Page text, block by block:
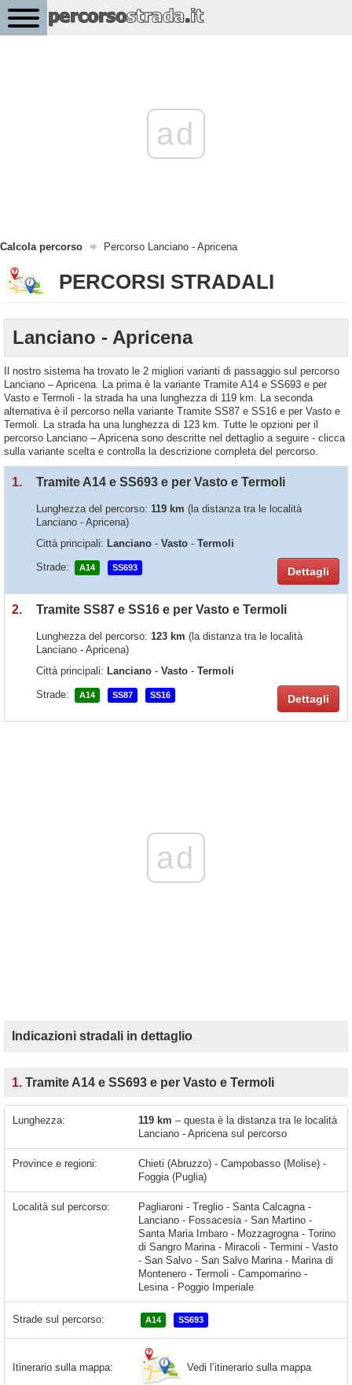
ad
Calcola percorso Percorso Lanciano - Apricena
PERCORSI STRADALI
Lanciano - Apricena
Il nostro sistema ha trovato le 2 migliori varianti di passaggio sul percorso
Lanciano – Apricena. La prima è la variante Tramite A14 e SS693 e per
Vasto e Termoli - la strada ha una lunghezza di 119 km. La seconda
alternativa è il percorso nella variante Tramite SS87 e SS16 e per Vasto e
Termoli. La strada ha una lunghezza di 123 km. Tutte le opzioni per il
percorso Lanciano – Apricena sono descritte nel dettaglio a seguire - clicca
sulla variante scelta e controlla la descrizione completa del percorso.
1. Tramite A14 e SS693 e per Vasto e Termoli
Lunghezza del percorso: 119 km (la distanza tra le località
Lanciano - Apricena)
Città principali: Lanciano - Vasto - Termoli
Strade:
A14 SS693 Dettagli
2. Tramite SS87 e SS16 e per Vasto e Termoli
Lunghezza del percorso: 123 km (la distanza tra le località
Lanciano - Apricena)
Città principali: Lanciano - Vasto - Termoli
Strade:
A14 SS87 SS16 Dettagli
ad
Indicazioni stradali in dettaglio
1. Tramite A14 e SS693 e per Vasto e Termoli
Lunghezza: 119 km – questa è la distanza tra le località
Lanciano - Apricena sul percorso
Province e regioni:
Chieti (Abruzzo) - Campobasso (Molise) -
Foggia (Puglia)
Località sul percorso:
Pagliaroni - Treglio - Santa Calcagna -
Lanciano - Fossacesia - San Martino -
Santa Maria Imbaro - Mozzagrogna - Torino
di Sangro Marina - Miracoli - Termini - Vasto
- San Salvo - San Salvo Marina - Marina di
Montenero - Termoli - Campomarino -
Lesina - Poggio Imperiale
Strade sul percorso: A14 SS693
Itinerario sulla mappa: Vedi l’itinerario sulla mappa